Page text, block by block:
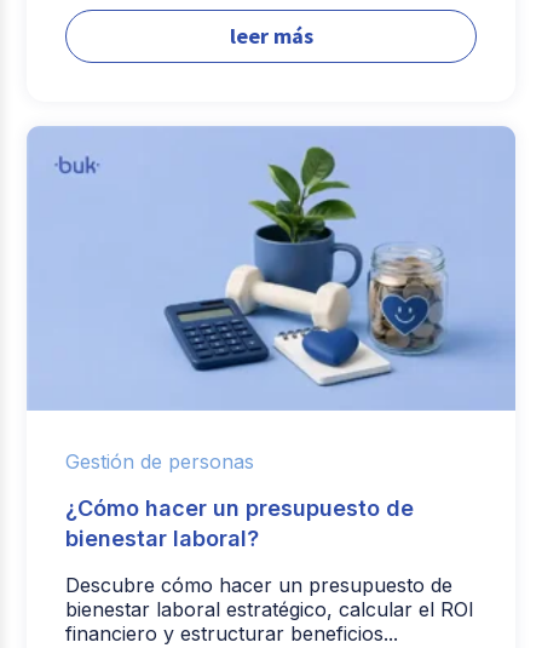
leer más
Gestión de personas
¿Cómo hacer un presupuesto de
bienestar laboral?
Descubre cómo hacer un presupuesto de
bienestar laboral estratégico, calcular el ROI
financiero y estructurar beneficios...